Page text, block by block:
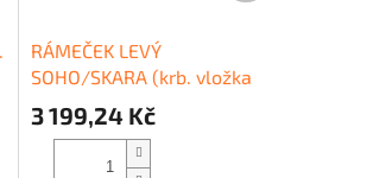
RÁMEČEK LEVÝ
SOHO/SKARA (krb. vložka
rohová levá) - SADA
3 199,24 Kč